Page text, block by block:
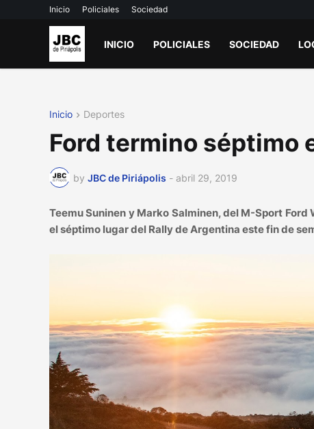
Inicio Policiales Sociedad
INICIO POLICIALES SOCIEDAD
Inicio Deportes
Ford termino séptimo
by JBC de Piriápolis - abril 29, 2019
Teemu Suninen y Marko Salminen, del M-Sport Ford
el séptimo lugar del Rally de Argentina este fin de